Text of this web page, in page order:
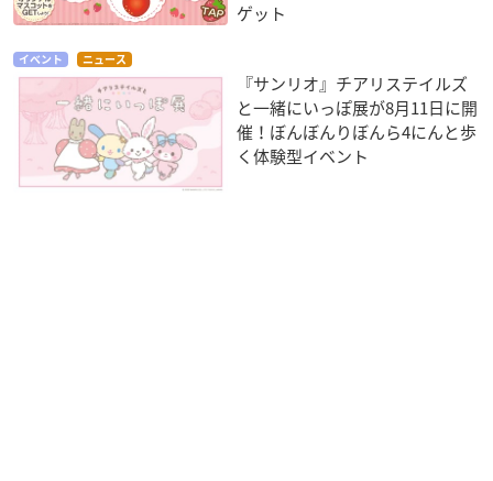
ゲット
イベント ニュース
『サンリオ』チアリステイルズ
と一緒にいっぽ展が8月11日に開
催！ぼんぼんりぼんら4にんと歩
く体験型イベント